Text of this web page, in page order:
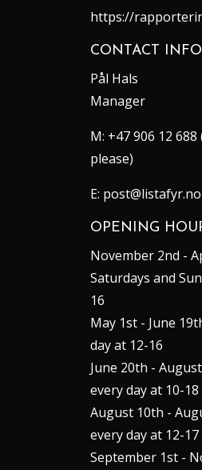
https://
CONTACT INFO
Pål Hals
Manager
M: +47 906 12 688
please)
E: post@listafyr.no
OPENING
November 2nd -
Saturdays and
16
May 1st - June
day at 12-16
June 20th -
every day at 10-18
August 10th -
every day at 12-17
September 1st -